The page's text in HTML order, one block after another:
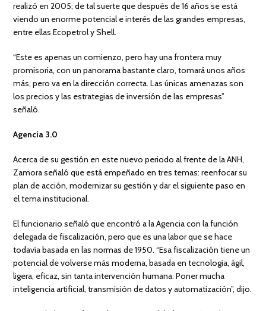
realizó en 2005; de tal suerte que después de 16 años se está
viendo un enorme potencial e interés de las grandes empresas,
entre ellas Ecopetrol y Shell.
“Este es apenas un comienzo, pero hay una frontera muy
promisoria, con un panorama bastante claro, tomará unos años
más, pero va en la dirección correcta. Las únicas amenazas son
los precios y las estrategias de inversión de las empresas”
señaló.
Agencia 3.0
Acerca de su gestión en este nuevo periodo al frente de la ANH,
Zamora señaló que está empeñado en tres temas: reenfocar su
plan de acción, modernizar su gestión y dar el siguiente paso en
el tema institucional.
El funcionario señaló que encontró a la Agencia con la función
delegada de fiscalización, pero que es una labor que se hace
todavía basada en las normas de 1950. “Esa fiscalización tiene un
potencial de volverse más moderna, basada en tecnología, ágil,
ligera, eficaz, sin tanta intervención humana. Poner mucha
inteligencia artificial, transmisión de datos y automatización”, dijo.